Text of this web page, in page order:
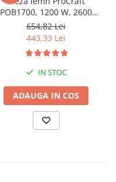
POB1700, 1200 W, 2600
Rpm cu 12 freze pentru
lemn incluse in pachet
654,82 Lei
443,33 Lei
IN STOC
ADAUGA IN COS